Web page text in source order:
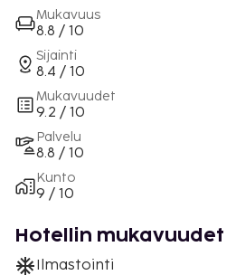
Mukavuus
8.8 / 10
Sijainti
8.4 / 10
Mukavuudet
9.2 / 10
Palvelu
8.8 / 10
Kunto
9 / 10
Hotellin mukavuudet
Ilmastointi